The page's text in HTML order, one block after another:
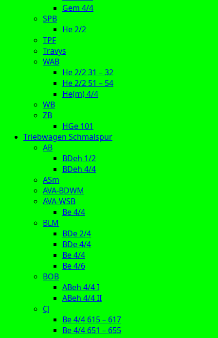
Gem 4/4
SPB
He 2/2
TPF
Travys
WAB
He 2/2 31 – 32
He 2/2 51 – 54
He(m) 4/4
WB
ZB
HGe 101
Triebwagen Schmalspur
AB
BDeh 1/2
BDeh 4/4
ASm
AVA-BDWM
AVA-WSB
Be 4/4
BLM
BDe 2/4
BDe 4/4
Be 4/4
Be 4/6
BOB
ABeh 4/4 I
ABeh 4/4 II
CJ
Be 4/4 615 – 617
Be 4/4 651 – 655